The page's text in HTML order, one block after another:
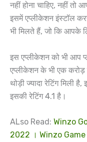
नहीं होना चाहिए, नहीं तो
इसमें एप्लीकेशन इंस्टॉल
भी मिलते हैं, जो कि आपके
इस एप्लीकेशन को भी आप
एप्लीकेशन के भी एक
थोड़ी ज्यादा रेटिंग मिली
इसकी रेटिंग 4.1 है।
ALso Read: Winzo
2022 । Winzo